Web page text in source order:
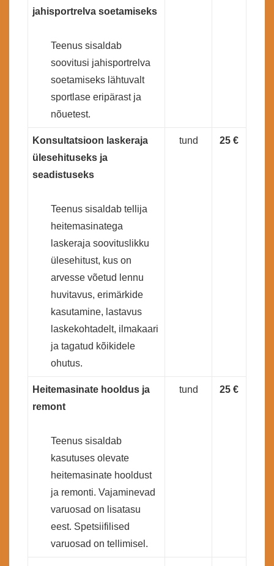
jahisportrelva soetamiseks
Teenus sisaldab
soovitusi jahisportrelva
soetamiseks lähtuvalt
sportlase eripärast ja
nõuetest.
Konsultatsioon laskeraja
ülesehituseks ja
seadistuseks
Teenus sisaldab tellija
heitemasinatega
laskeraja soovituslikku
ülesehitust, kus on
arvesse võetud lennu
huvitavus, erimärkide
kasutamine, lastavus
laskekohtadelt, ilmakaari
ja tagatud kõikidele
ohutus.
tund 25 €
Heitemasinate hooldus ja
remont
Teenus sisaldab
kasutuses olevate
heitemasinate hooldust
ja remonti. Vajaminevad
varuosad on lisatasu
eest. Spetsiifilised
varuosad on tellimisel.
tund 25 €